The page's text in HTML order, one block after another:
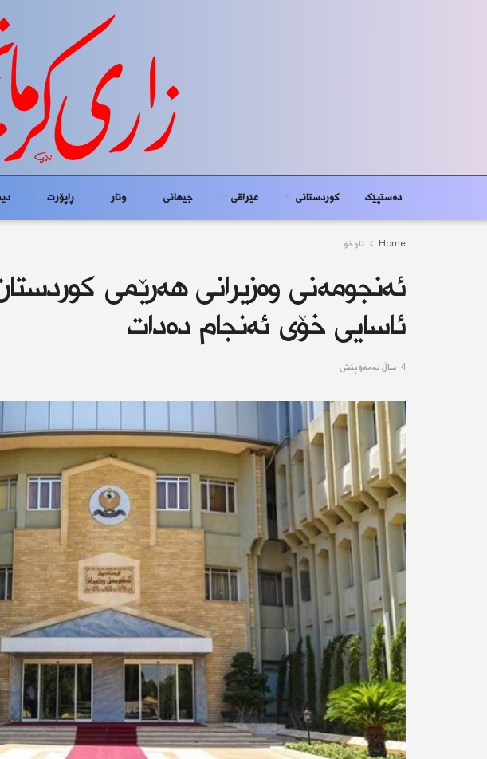
دەستپێک کوردستانى عێراقی جیهانى وتار ڕاپۆرت
Home ناوخۆ
ئەنجومەنی وەزیرانی هەرێمی
ئاسایی خۆی ئەنجام دەدات
4 ساڵ له‌مه‌وپێش